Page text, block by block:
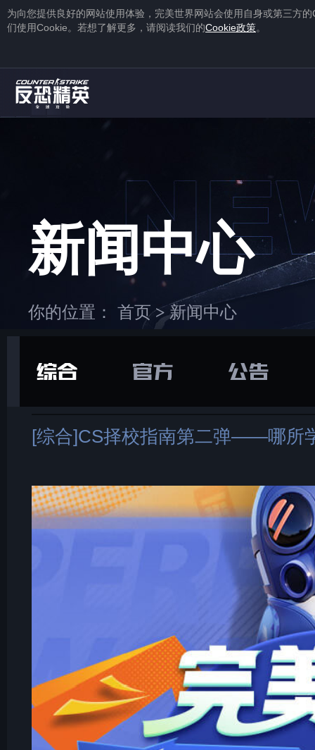
为向您提供良好的网站使用体验，完美世界网站会使用自身或第三方的
们使用Cookie。若想了解更多，请阅读我们的Cookie政策。
蒸汽平台账号
1
在游戏库中找到并 下载
2
右击游戏，选择“
新闻中心
你的位置： 首页>新闻中心
[综合]CS择校指南第二弹——哪所